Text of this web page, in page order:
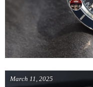
チ
March 11 , 2025